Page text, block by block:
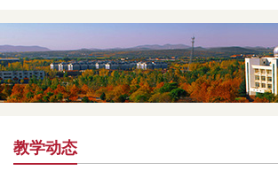
教学动态